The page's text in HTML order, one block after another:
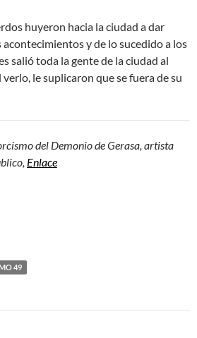
huyeron hacia la ciudad a dar
y de lo sucedido a los
salió toda la gente de la ciudad al
le suplicaron que se fuera de su
del Demonio de Gerasa, artista
Enlace
49